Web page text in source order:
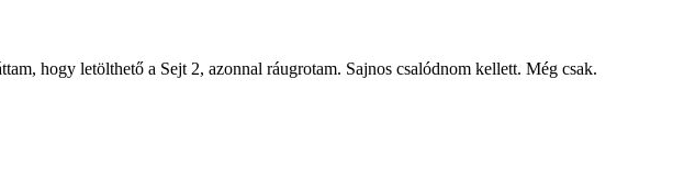
hogy letölthető a Sejt 2, azonnal ráugrotam. Sajnos csalódnom kellett. Még csak.